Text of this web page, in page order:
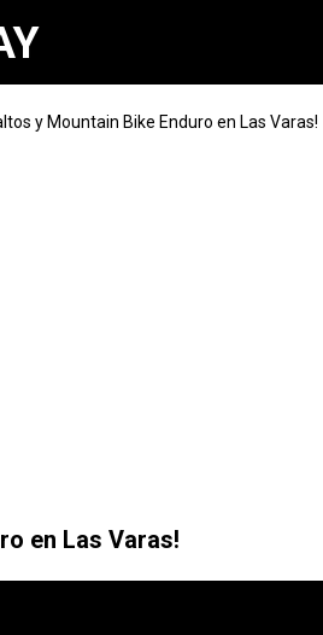
y Mountain Bike Enduro en Las Varas!
en Las Varas!